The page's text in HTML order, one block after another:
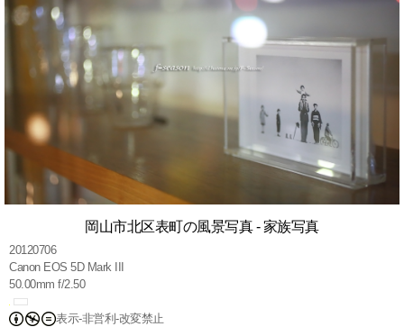
岡山市北区表町の風景写真 - 家族写真
20120706
Canon EOS 5D Mark III
50.00mm f/2.50
表示-非営利-改変禁止